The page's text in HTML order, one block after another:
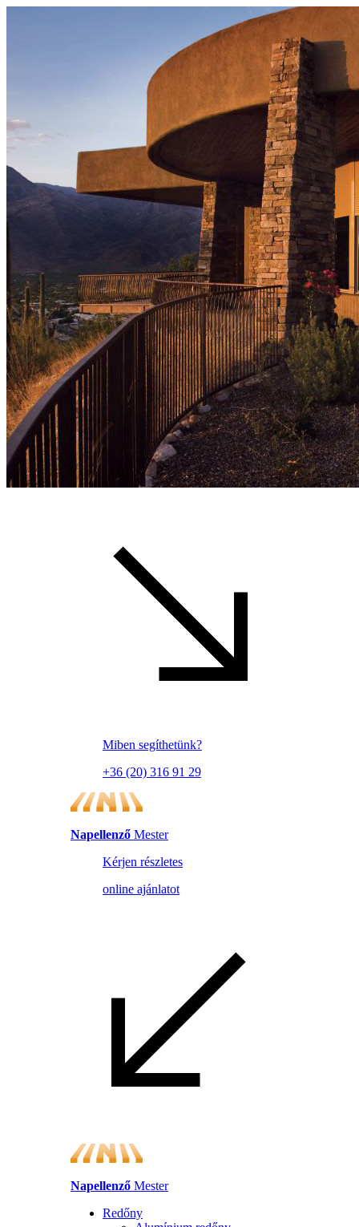
Miben segíthetünk?
+36 (20) 316 91 29
Napellenző Mester
Kérjen részletes
online ajánlatot
Napellenző Mester
Redőny